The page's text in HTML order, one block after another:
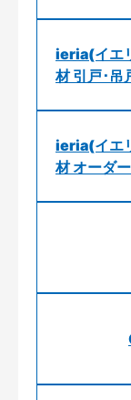
ieria(イエ
材 引戸･吊
ieria(イエ
材 オーダ